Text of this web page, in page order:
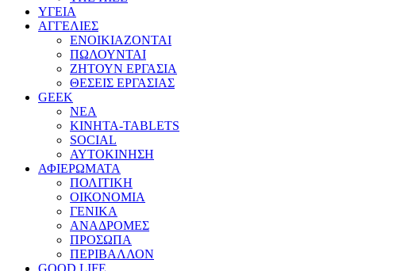
ΥΓΕΙΑ
ΑΓΓΕΛΙΕΣ
ΕΝΟΙΚΙΑΖΟΝΤΑΙ
ΠΩΛΟΥΝΤΑΙ
ΖΗΤΟΥΝ ΕΡΓΑΣΙΑ
ΘΕΣΕΙΣ ΕΡΓΑΣΙΑΣ
GEEK
ΝΕΑ
ΚΙΝΗΤΑ-TABLETS
SOCIAL
ΑΥΤΟΚΙΝΗΣΗ
ΑΦΙΕΡΩΜΑΤΑ
ΠΟΛΙΤΙΚΗ
ΟΙΚΟΝΟΜΙΑ
ΓΕΝΙΚΑ
ΑΝΑΔΡΟΜΕΣ
ΠΡΟΣΩΠΑ
ΠΕΡΙΒΑΛΛΟΝ
GOOD LIFE